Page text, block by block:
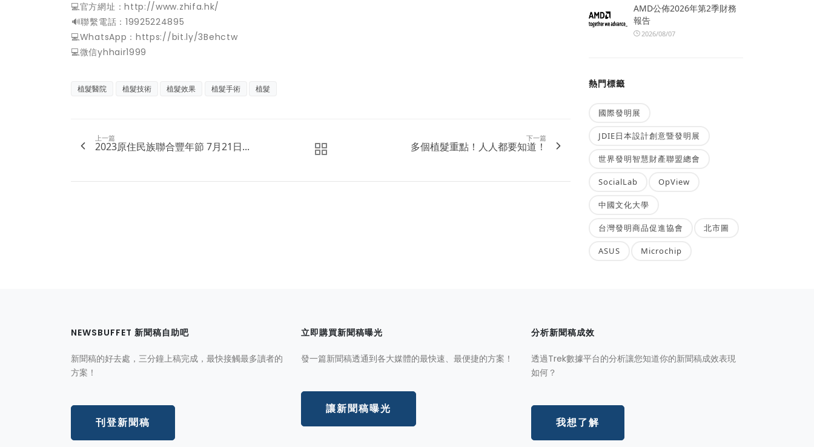
💻官方網址：http://www.zhifa.hk/
️🔊聯繫電話：19925224895
💻WhatsApp：https://bit.ly/3Behctw
💻微信yhhair1999
植髮醫院 植髮技術 植髮效果 植髮手術 植髮
上一篇
2023原住民族聯合豐年節 7月21日...
下一篇
多個植髮重點！人人都要知道！
AMD公佈2026年第2季財務
報告
2026/08/07
熱門標籤
國際發明展
JDIE日本設計創意暨發明展
世界發明智慧財產聯盟總會
SocialLab OpView
中國文化大學
台灣發明商品促進協會 北市圖
ASUS Microchip
NEWSBUFFET 新聞稿自助吧
新聞稿的好去處，三分鐘上稿完成，最快接觸最多讀者的
方案！
刊登新聞稿
立即購買新聞稿曝光
發一篇新聞稿透通到各大媒體的最快速、最便捷的方案！
讓新聞稿曝光
分析新聞稿成效
透過Trek數據平台的分析讓您知道你的新聞稿成效表現
如何？
我想了解